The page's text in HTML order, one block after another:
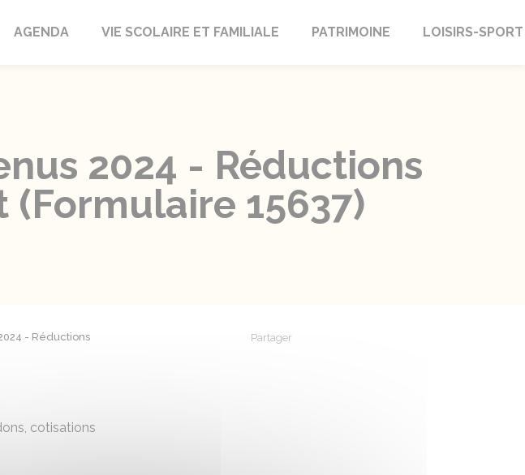
AGENDA VIE SCOLAIRE ET FAMILIALE PATRIMOINE LOISIRS-SPORT
2024 - Réductions
15637)
- Réductions
Partager
cotisations